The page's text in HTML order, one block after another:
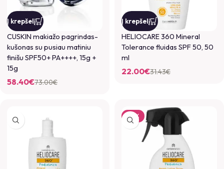
Į krepšelį
CUSKIN makiažo pagrindas-
kušonas su pusiau matiniu
finišu SPF50+ PA++++, 15g +
15g
73.00€
58.40€
Į krepšelį
HELIOCARE 360 Mineral
Tolerance fluidas SPF 50, 50
ml
31.43€
22.00€
-14%